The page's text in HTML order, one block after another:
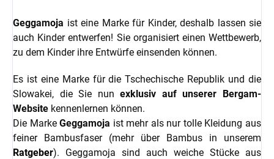
Geggamoja ist eine Marke für Kinder, deshalb lassen sie
auch Kinder entwerfen! Sie organisiert einen Wettbewerb,
zu dem Kinder ihre Entwürfe einsenden können.
Es ist eine Marke für die Tschechische Republik und die
Slowakei, die Sie nunexklusiv auf unserer Bergam-
Website kennenlernen können.
Die MarkeGeggamoja ist mehr als nur tolle Kleidung aus
feiner Bambusfaser (mehr über Bambus in unserem
Ratgeber). Geggamoja sind auch weiche Stücke aus